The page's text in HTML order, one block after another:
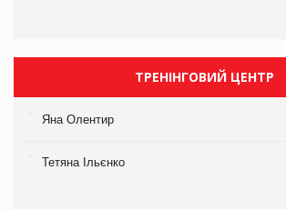
ТРЕНІНГОВИЙ ЦЕНТР
Яна Олентир
Тетяна Ільєнко